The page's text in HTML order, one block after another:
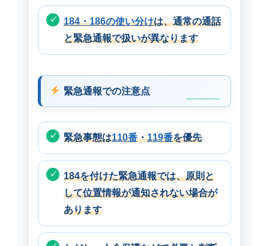
184・186の使い分けは、通常の通話
と緊急通報で扱いが異なります
緊急通報での注意点
緊急事態は110番・119番を優先
184を付けた緊急通報では、原則と
して位置情報が通知されない場合が
あります